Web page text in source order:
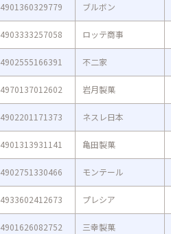
4901360329779 ブルボン
4903333257058 ロッテ商事
4902555166391 不二家
4970137012602 岩月製菓
4902201171373 ネスレ日本
4901313931141 亀田製菓
4902751330466 モンテール
4933602412673 プレシア
4901626082752 三幸製菓